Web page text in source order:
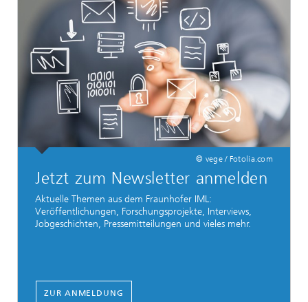
© vege / Fotolia.com
Jetzt zum Newsletter anmelden
Aktuelle Themen aus dem Fraunhofer IML:
Veröffentlichungen, Forschungsprojekte, Interviews,
Jobgeschichten, Pressemitteilungen und vieles mehr.
ZUR ANMELDUNG